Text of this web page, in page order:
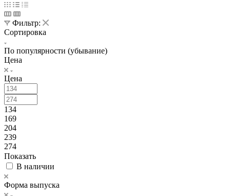
Фильтр:
Сортировка
По популярности (убывание)
Цена
Цена
134
169
204
239
274
Показать
В наличии
Форма выпуска